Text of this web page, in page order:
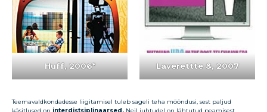
Huff, 2006* Laverettte &, 2007
Teemavaldkondadesse liigitamisel tuleb sageli teha mööndusi, sest paljud